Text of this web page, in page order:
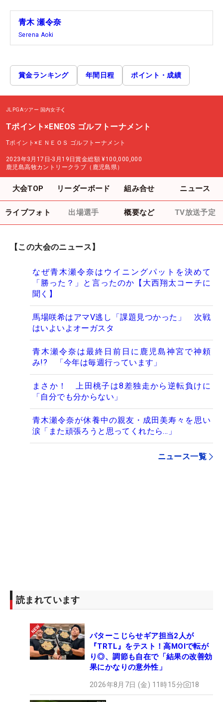
青木 瀬令奈
Serena Aoki
賞金ランキング 年間日程 ポイント・成績
JLPGAツアー 国内女子
Tポイント×ENEOS ゴルフトーナメント
Tポイント×ＥＮＥＯＳ ゴルフトーナメント
2023年3月17日-3月19日賞金総額 ¥100,000,000
鹿児島高牧カントリークラブ（鹿児島県）
大会TOP リーダーボード 組み合せ ニュース
ライブフォト 出場選手 概要など TV放送予定
【この大会のニュース】
なぜ青木瀬令奈はウイニングパットを決めて
「勝った？」と言ったのか【大西翔太コーチに
聞く】
馬場咲希はアマV逃し「課題見つかった」 次戦
はいよいよオーガスタ
青木瀬令奈は最終日前日に鹿児島神宮で神頼
み!? 「今年は毎週行っています」
まさか！ 上田桃子は8差独走から逆転負けに
「自分でも分からない」
青木瀬令奈が休養中の親友・成田美寿々を思い
涙「また頑張ろうと思ってくれたら…」
ニュース一覧
読まれています
パターこじらせギア担当2人が
『TRTL』をテスト！高MOIで転が
り◎、調節も自在で「結果の改善効
果にかなりの意外性」
2026年8月7日 (金) 11時15分 18